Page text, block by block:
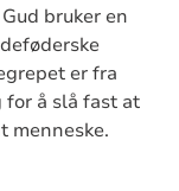
bruker en
er fra
for å slå fast at
menneske.